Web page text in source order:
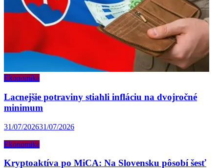
Ekonomika
Lacnejšie potraviny stiahli infláciu na dvojročné
minimum
31/07/202631/07/2026
Ekonomika
Kryptoaktíva po MiCA: Na Slovensku pôsobí šesť